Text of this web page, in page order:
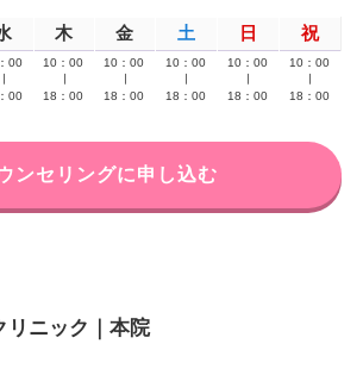
木 金 土 日 祝
00
00
10：00
18：00
10：00
18：00
10：00
18：00
10：00
18：00
10：00
18：00
ンセリングに申し込む
リニック｜本院